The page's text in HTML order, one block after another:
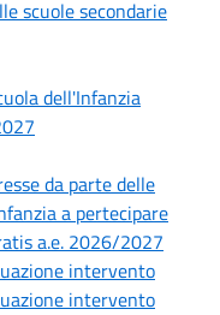
scuole secondarie
dell'Infanzia
da parte delle
a pertecipare
a.e. 2026/2027
intervento
intervento